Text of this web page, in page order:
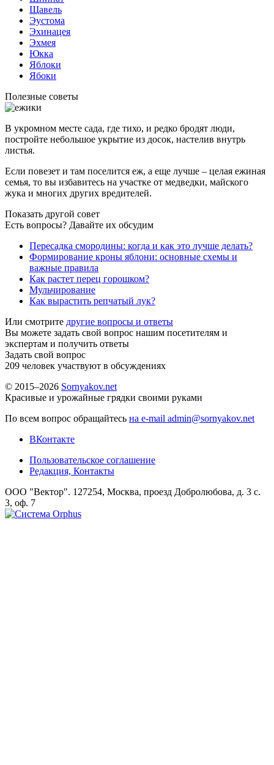
Щавель
Эустома
Эхинацея
Эхмея
Юкка
Яблоки
Ябоки
Полезные советы
В укромном месте сада, где тихо, и редко бродят люди,
постройте небольшое укрытие из досок, настелив внутрь
листья.
Если повезет и там поселится еж, а еще лучше – целая ежиная
семья, то вы избавитесь на участке от медведки, майского
жука и многих других вредителей.
Показать другой совет
Есть вопросы? Давайте их обсудим
Пересадка смородины: когда и как это лучше делать?
Формирование кроны яблони: основные схемы и
важные правила
Как растет перец горошком?
Мульчирование
Как вырастить репчатый лук?
Или смотрите другие вопросы и ответы
Вы можете задать свой вопрос нашим посетителям и
экспертам и получить ответы
Задать свой вопрос
209 человек участвуют в обсуждениях
© 2015–2026 Sornyakov.net
Красивые и урожайные грядки своими руками
По всем вопрос обращайтесь на e-mail admin@sornyakov.net
ВКонтакте
Пользовательское соглашение
Редакция, Контакты
ООО "Вектор". 127254, Москва, проезд Добролюбова, д. 3 с.
3, оф. 7